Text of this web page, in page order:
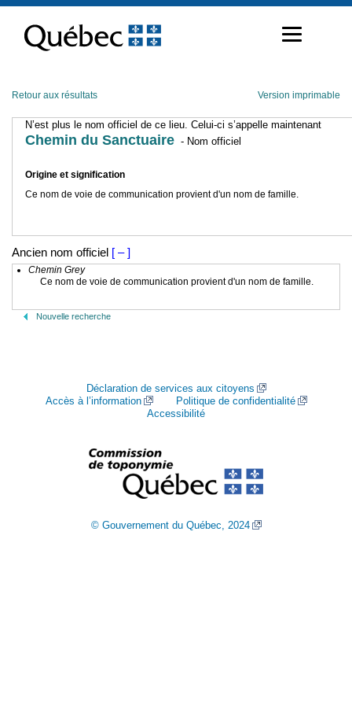
contenu
Retour aux résultats Version imprimable
N’est plus le nom officiel de ce lieu. Celui-ci s’appelle maintenant
Chemin du Sanctuaire - Nom officiel
Origine et signification
Ce nom de voie de communication provient d'un nom de famille.
Ancien nom officiel [ – ]
Chemin Grey
Ce nom de voie de communication provient d'un nom de famille.
Nouvelle recherche
Déclaration de services aux citoyens
Accès à l’information
Politique de confidentialité
Accessibilité
© Gouvernement du Québec, 2024